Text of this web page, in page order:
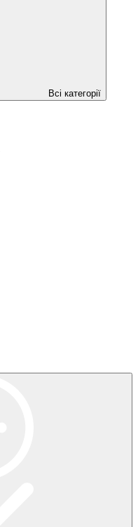
Всі категорії